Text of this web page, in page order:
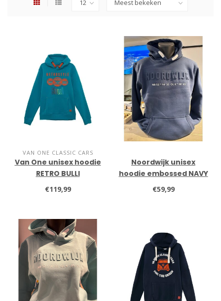
VAN ONE CLASSIC CARS
Van One unisex hoodie
RETRO BULLI
€119,99
Noordwijk unisex
hoodie embossed NAVY
€59,99